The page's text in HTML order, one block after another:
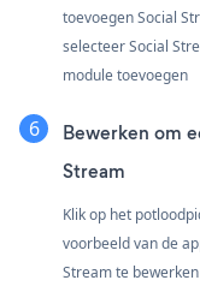
toevoegen Social
selecteer Social
module toevoegen
Bewerken om
Stream
Klik op het
voorbeeld van de
Stream te bewerken